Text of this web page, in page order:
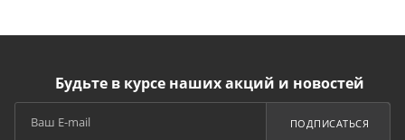
Будьте в курсе наших акций и новостей
ПОДПИСАТЬСЯ